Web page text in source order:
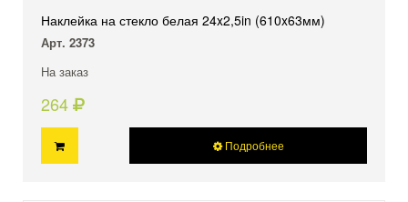
Наклейка на стекло белая 24x2,5in (610x63мм)
Арт. 2373
На заказ
264
Подробнее